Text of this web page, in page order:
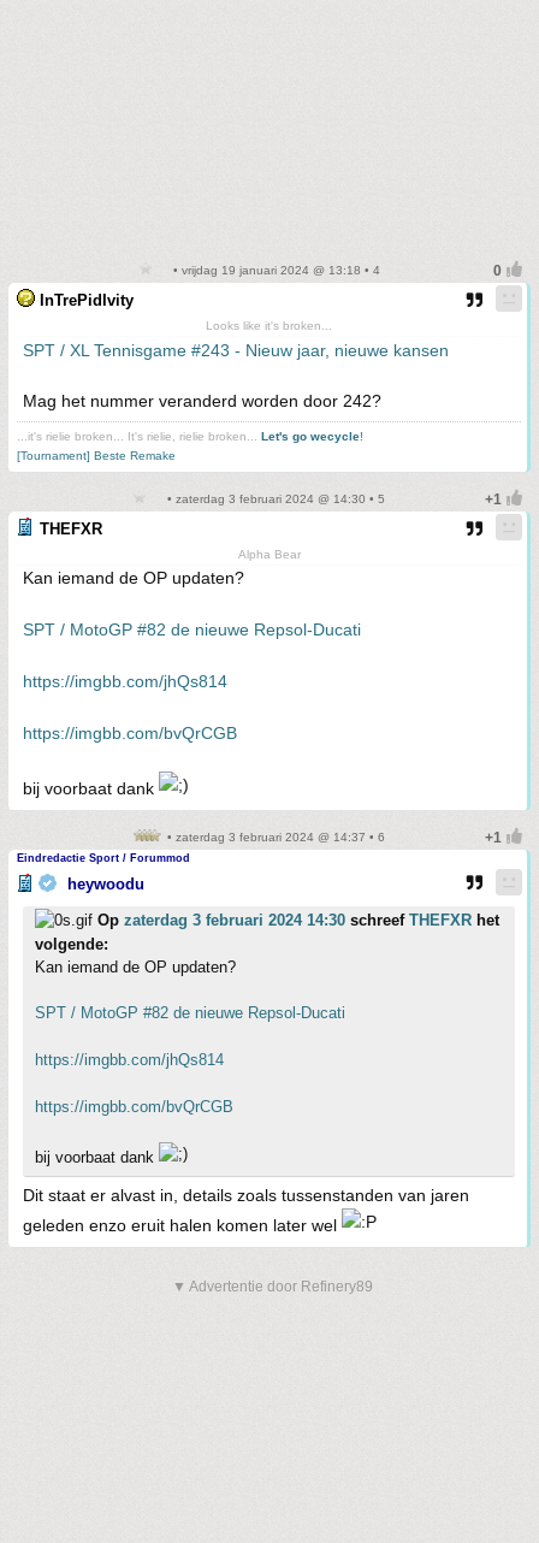
• vrijdag 19 januari 2024 @ 13:18 • 4
InTrePidIvity
Looks like it's broken...
SPT / XL Tennisgame #243 - Nieuw jaar, nieuwe kansen
Mag het nummer veranderd worden door 242?
...it's rielie broken... It's rielie, rielie broken... Let's go wecycle!
[Tournament] Beste Remake
• zaterdag 3 februari 2024 @ 14:30 • 5
THEFXR
Alpha Bear
Kan iemand de OP updaten?
SPT / MotoGP #82 de nieuwe Repsol-Ducati
https://imgbb.com/jhQs814
https://imgbb.com/bvQrCGB
bij voorbaat dank
• zaterdag 3 februari 2024 @ 14:37 • 6
Eindredactie Sport / Forummod
heywoodu
Op zaterdag 3 februari 2024 14:30 schreef THEFXR het
volgende:
Kan iemand de OP updaten?
SPT / MotoGP #82 de nieuwe Repsol-Ducati
https://imgbb.com/jhQs814
https://imgbb.com/bvQrCGB
bij voorbaat dank
Dit staat er alvast in, details zoals tussenstanden van jaren
geleden enzo eruit halen komen later wel
▼ Advertentie door Refinery89